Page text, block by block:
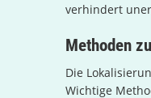
verhindert
Methoden
Die
Wichtige